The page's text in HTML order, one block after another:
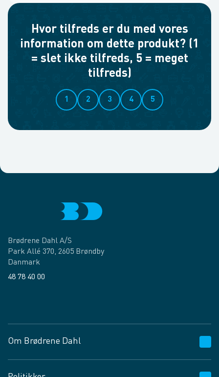
Hvor tilfreds er du med vores
information om dette produkt? (1
= slet ikke tilfreds, 5 = meget
tilfreds)
1 2 3 4 5
Brødrene Dahl A/S
Park Allé 370, 2605 Brøndby
Danmark
48 78 40 00
Om Brødrene Dahl